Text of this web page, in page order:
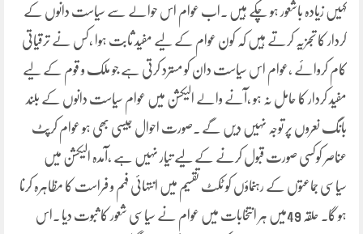
کہیں زیادہ باشعور ہو چکے ہیں ۔اب عوام اس حوالے سے سیاست دانوں کے
کردار کا تجزیہ کرتے ہیں کہ کون عوام کے لیے مفید ثابت ہوا ،کس نے ترقیاتی
کام کروائے ،عوام اس سیاست دان کو مسترد کرتی ہے جو ملک و قوم کے لیے
مفید کردار کا حامل نہ ہو ،آنے والے الیکشن میں عوام سیاست دانوں کے بلند
بانگ نعروں پر توجہ نہیں دیں گے ۔صورت احوال جیسی بھی ہو عوام کرپٹ
عناصر کوکسی صورت قبول کرنے کے لیے تیار نہیں ہے ،آمدہ الیکشن میں
سیاسی جماعتوں کے رہنماؤں کو ٹکٹ تقسیم میں انتہائی فہم و فراست کا مظاہرہ کرنا
ہو گا۔ حلقہ 49میں ہر انتخابات میں عوام نے سیاسی شعور کا ثبوت دیا ۔اس